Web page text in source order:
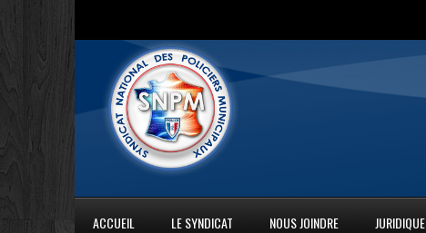
ACCUEIL LE SYNDICAT NOUS JOINDRE JURIDIQUE